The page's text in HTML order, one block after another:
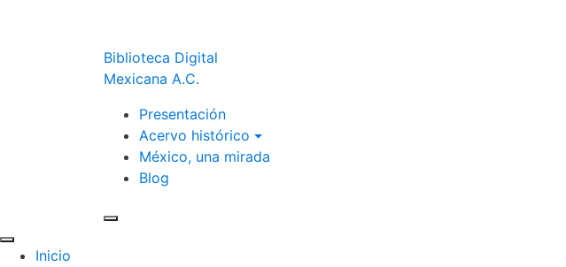
Biblioteca Digital
Mexicana A.C.
Presentación
Acervo histórico
México, una mirada
Blog
Inicio